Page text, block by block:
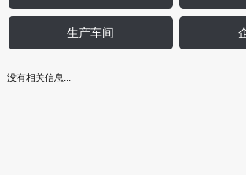
生产车间
没有相关信息...